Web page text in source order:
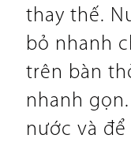
thay thế.
bỏ nhanh
trên bàn
nhanh
nước và